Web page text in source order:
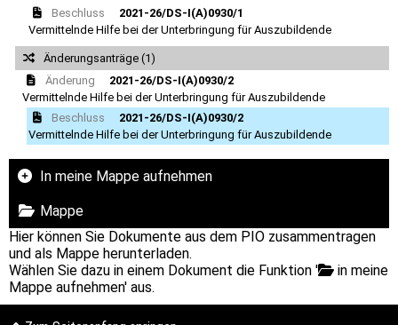
Beschluss
2021-26/DS-I(A)0930/1
Vermittelnde Hilfe bei der Unterbringung für Auszubildende
Änderungsanträge (1)
Änderung
2021-26/DS-I(A)0930/2
Vermittelnde Hilfe bei der Unterbringung für Auszubildende
Beschluss
2021-26/DS-I(A)0930/2
Vermittelnde Hilfe bei der Unterbringung für Auszubildende
In meine Mappe aufnehmen
Mappe
Hier können Sie Dokumente aus dem PIO zusammentragen
und als Mappe herunterladen.
Wählen Sie dazu in einem Dokument die Funktion '
in meine
Mappe aufnehmen' aus.